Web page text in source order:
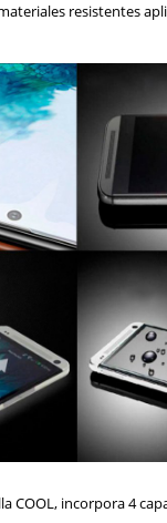
resistentes
COOL, incorpora 4